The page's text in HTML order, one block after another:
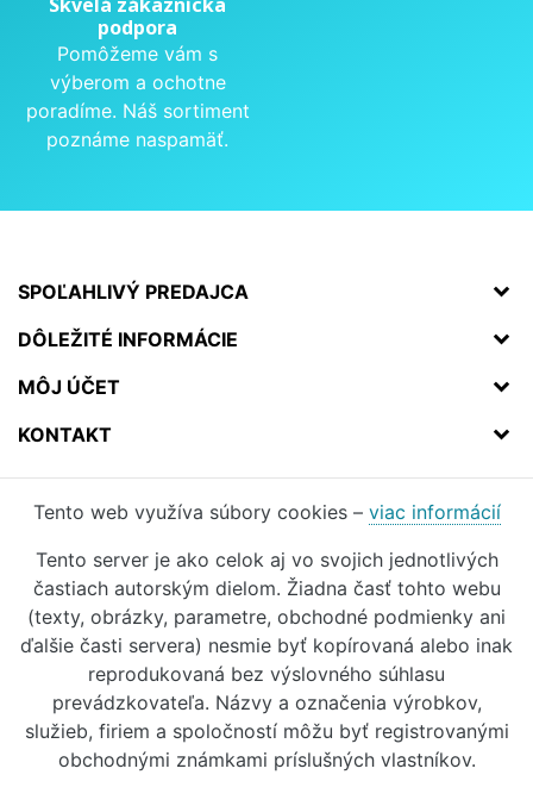
podpora
Pomôžeme vám s
výberom a ochotne
poradíme. Náš sortiment
poznáme naspamäť.
SPOĽAHLIVÝ PREDAJCA
DÔLEŽITÉ INFORMÁCIE
MÔJ ÚČET
KONTAKT
Tento web využíva súbory cookies – viac informácií
Tento server je ako celok aj vo svojich jednotlivých
častiach autorským dielom. Žiadna časť tohto webu
(texty, obrázky, parametre, obchodné podmienky ani
ďalšie časti servera) nesmie byť kopírovaná alebo inak
reprodukovaná bez výslovného súhlasu
prevádzkovateľa. Názvy a označenia výrobkov,
služieb, firiem a spoločností môžu byť registrovanými
obchodnými známkami príslušných vlastníkov.